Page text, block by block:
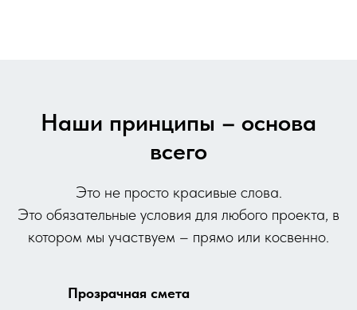
Наши принципы – основа
всего
Это не просто красивые слова.
Это обязательные условия для любого проекта, в
котором мы участвуем – прямо или косвенно.
Прозрачная смета